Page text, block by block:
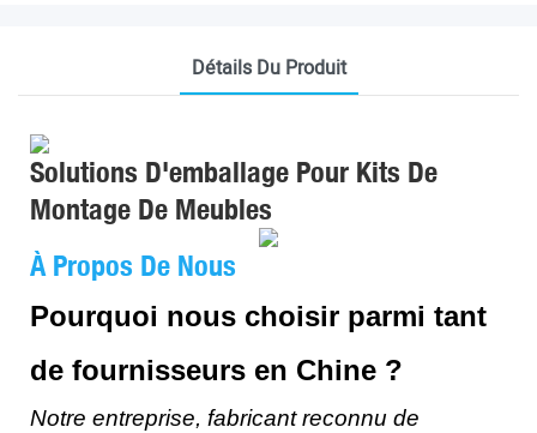
Détails Du Produit
À Propos De Nous
Pourquoi nous choisir parmi tant
de fournisseurs en Chine ?
Notre entreprise, fabricant reconnu de
Solutions D'emballage Pour Kits De
Montage De Meubles